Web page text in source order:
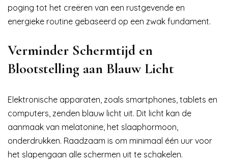
poging tot het creëren van een rustgevende en
energieke routine gebaseerd op een zwak fundament.
Verminder Schermtijd en
Blootstelling aan Blauw Licht
Elektronische apparaten, zoals smartphones, tablets en
computers, zenden blauw licht uit. Dit licht kan de
aanmaak van melatonine, het slaaphormoon,
onderdrukken. Raadzaam is om minimaal één uur voor
het slapengaan alle schermen uit te schakelen.